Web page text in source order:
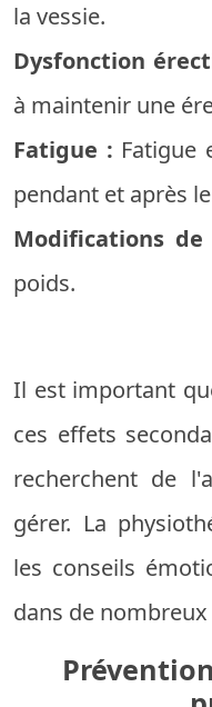
la vessie.
Dysfonction
à maintenir une
Fatigue : Fatigue
pendant et après
Modifications de
poids.
Il est important
ces effets
recherchent de
gérer. La
les conseils
dans de nombreux